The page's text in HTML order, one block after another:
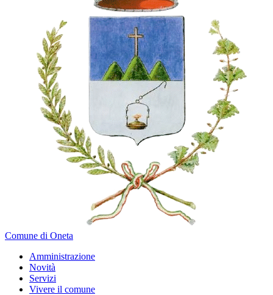
Comune di Oneta
Amministrazione
Novità
Servizi
Vivere il comune